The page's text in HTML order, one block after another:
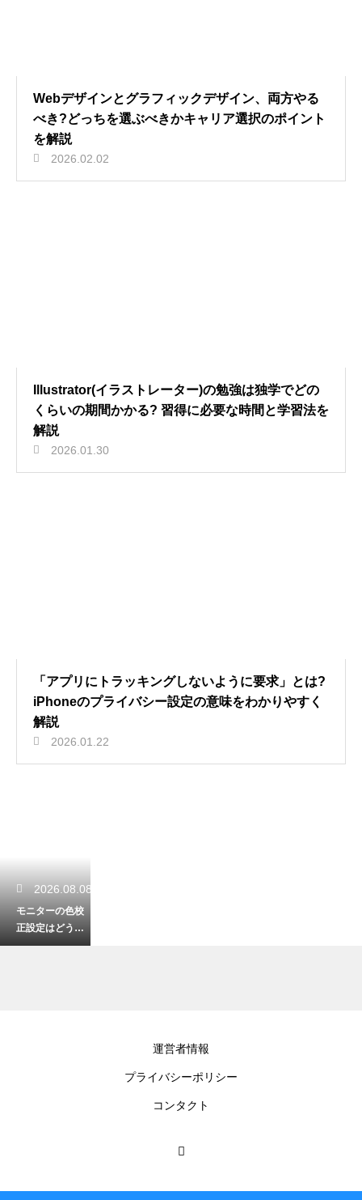
Webデザインとグラフィックデザイン、両方やる
べき?どっちを選ぶべきかキャリア選択のポイント
を解説
2026.02.02
Illustrator(イラストレーター)の勉強は独学でどの
くらいの期間かかる? 習得に必要な時間と学習法を
解説
2026.01.30
「アプリにトラッキングしないように要求」とは?
iPhoneのプライバシー設定の意味をわかりやすく
解説
2026.01.22
2026.08.08
モニターの色校
正設定はどうす
る？正確な色表
運営者情報
プライバシーポリシー
コンタクト